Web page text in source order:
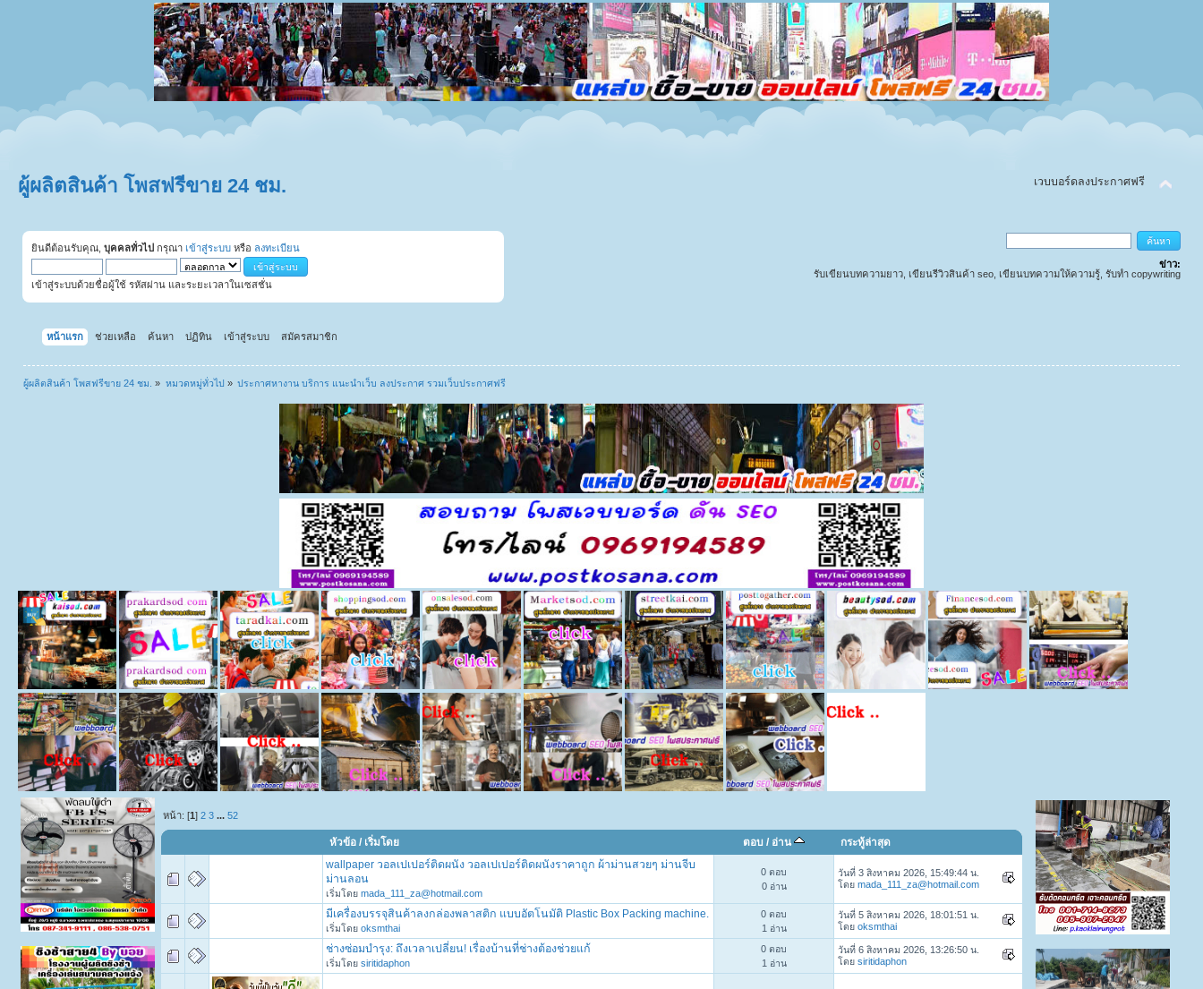
ผู้ผลิตสินค้า โพสฟรีขาย 24 ชม. เวบบอร์ดลงประกาศฟรี
ยินดีต้อนรับคุณ, บุคคลทั่วไป กรุณา เข้าสู่ระบบ หรือ ลงทะเบียน
เข้าสู่ระบบด้วยชื่อผู้ใช้ รหัสผ่าน และระยะเวลาในเซสชั่น
ข่าว:
รับเขียนบทความยาว, เขียนรีวิวสินค้า seo, เขียนบทความให้ความรู้, รับทำ copywriting
หน้าแรก ช่วยเหลือ ค้นหา ปฏิทิน เข้าสู่ระบบ สมัครสมาชิก
ผู้ผลิตสินค้า โพสฟรีขาย 24 ชม. » หมวดหมู่ทั่วไป » ประกาศหางาน บริการ แนะนำเว็บ ลงประกาศ รวมเว็บประกาศฟรี
หน้า: [1]2 3 ...52
หัวข้อ / เริ่มโดย ตอบ / อ่าน
กระทู้ล่าสุด
wallpaper วอลเปเปอร์ติดผนัง วอลเปเปอร์ติดผนังราคาถูก ผ้าม่านสวยๆ ม่านจีบ
ม่านลอน
เริ่มโดย mada_111_za@hotmail.com
0 ตอบ
0 อ่าน
วันที่ 3 สิงหาคม 2026, 15:49:44 น.
โดย mada_111_za@hotmail.com
มีเครื่องบรรจุสินค้าลงกล่องพลาสติก แบบอัตโนมัติ Plastic Box Packing machine.
เริ่มโดย oksmthai
0 ตอบ
1 อ่าน
วันที่ 5 สิงหาคม 2026, 18:01:51 น.
โดย oksmthai
ช่างซ่อมบำรุง: ถึงเวลาเปลี่ยน! เรื่องบ้านที่ช่างต้องช่วยแก้
เริ่มโดย siritidaphon
0 ตอบ
1 อ่าน
วันที่ 6 สิงหาคม 2026, 13:26:50 น.
โดย siritidaphon